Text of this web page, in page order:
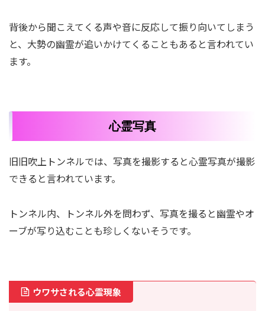
背後から聞こえてくる声や音に反応して振り向いてしまう
と、大勢の幽霊が追いかけてくることもあると言われてい
ます。
心霊写真
旧旧吹上トンネルでは、写真を撮影すると心霊写真が撮影
できると言われています。
トンネル内、トンネル外を問わず、写真を撮ると幽霊やオ
ーブが写り込むことも珍しくないそうです。
ウワサされる心霊現象